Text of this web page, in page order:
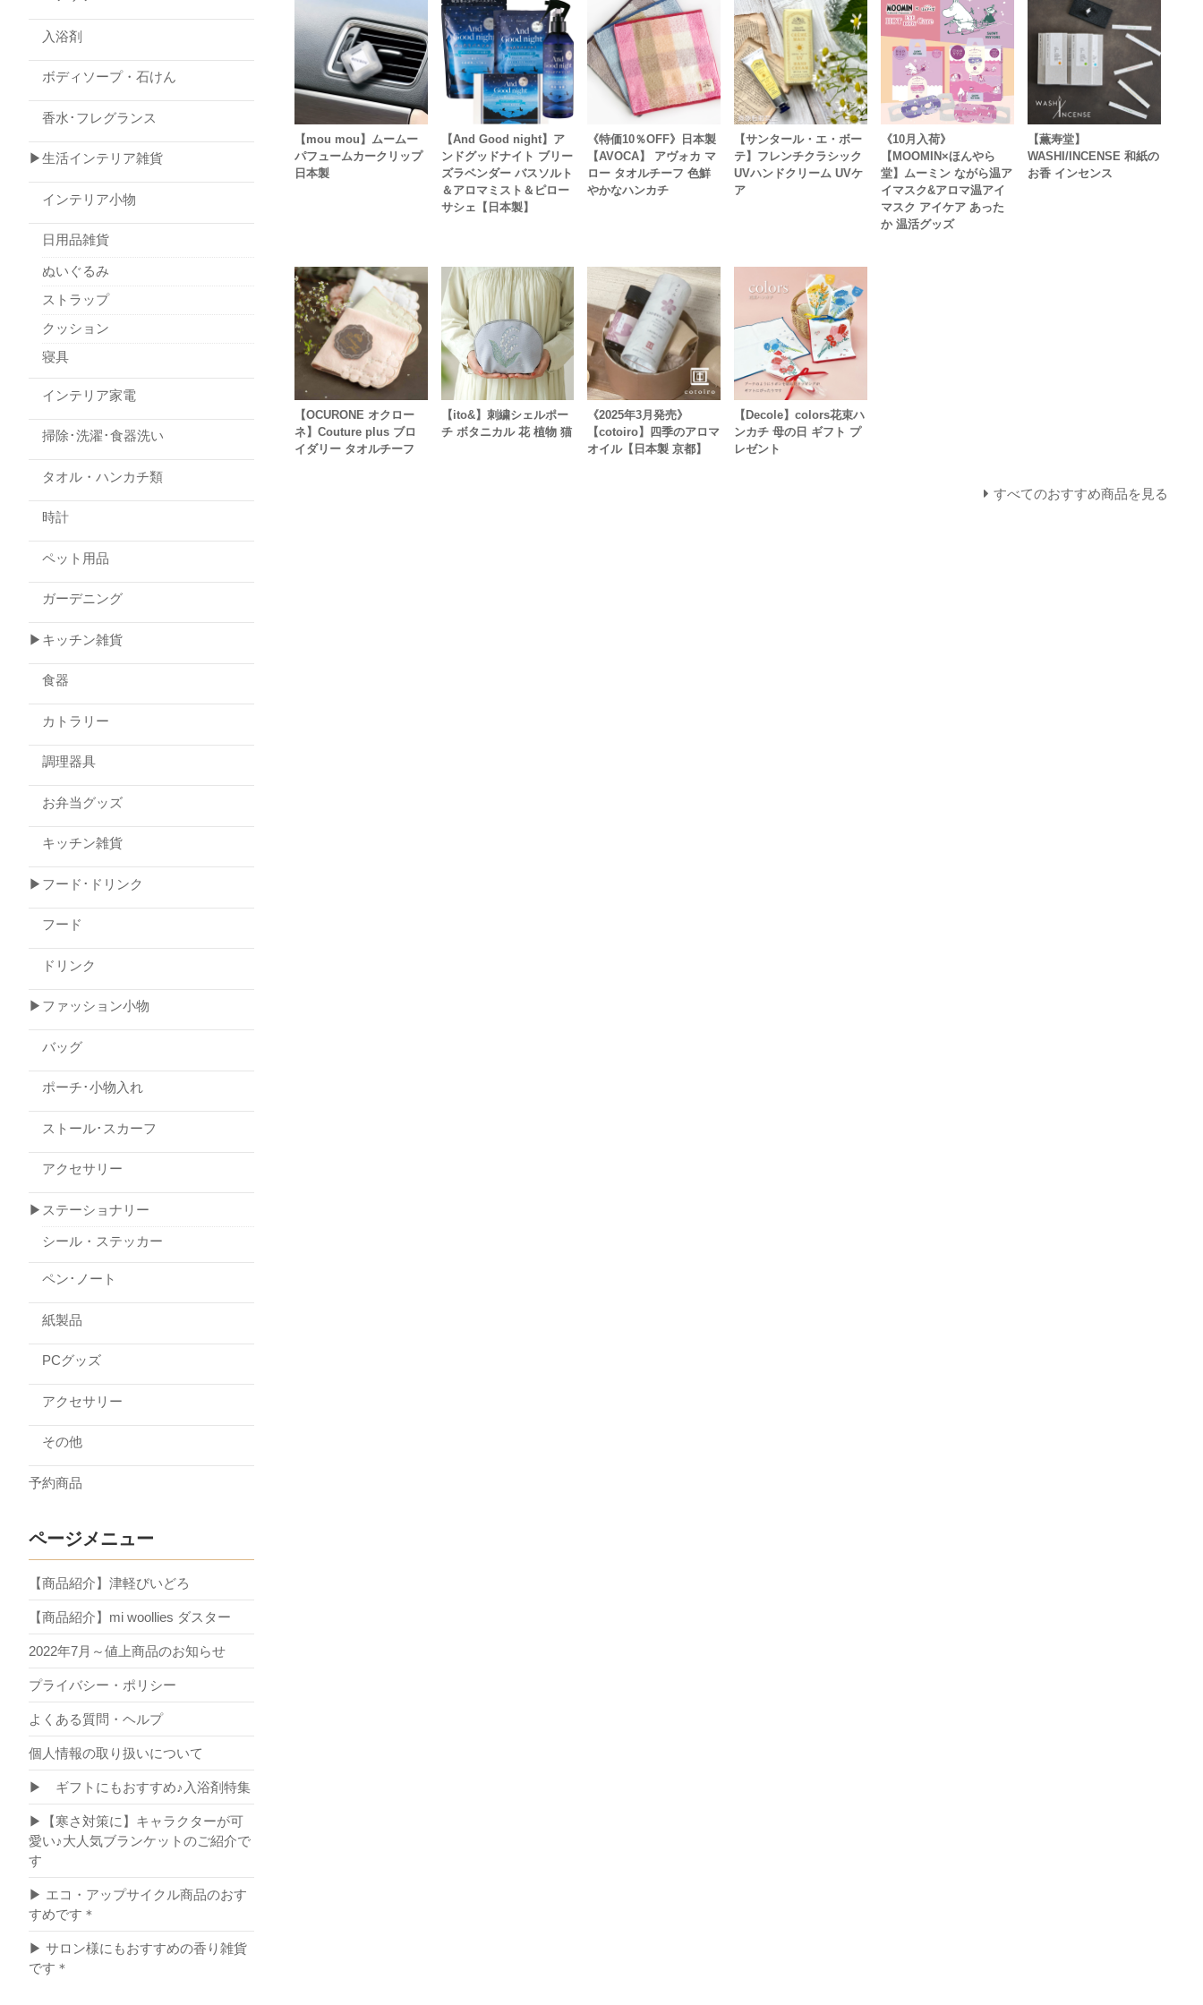
【mou mou】ムームー
パフュームカークリップ
日本製
【And Good night】ア
ンドグッドナイト ブリー
ズラベンダー バスソルト
＆アロマミスト＆ピロー
サシェ【日本製】
《特価10％OFF》日本製
【AVOCA】 アヴォカ マ
ロー タオルチーフ 色鮮
やかなハンカチ
【サンタール・エ・ボー
テ】フレンチクラシック
UVハンドクリーム UVケ
ア
《10月入荷》
【MOOMIN×ほんやら
堂】ムーミン ながら温ア
イマスク&アロマ温アイ
マスク アイケア あった
か 温活グッズ
【薫寿堂】
WASHI/INCENSE 和紙の
お香 インセンス
【OCURONE オクロー
ネ】Couture plus ブロ
イダリー タオルチーフ
【ito&】刺繍シェルポー
チ ボタニカル 花 植物 猫
《2025年3月発売》
【cotoiro】四季のアロマ
オイル【日本製 京都】
【Decole】colors花束ハ
ンカチ 母の日 ギフト プ
レゼント
すべてのおすすめ商品を見る
入浴剤
ボディソープ・石けん
香水･フレグランス
▶生活インテリア雑貨
インテリア小物
日用品雑貨
ぬいぐるみ
ストラップ
クッション
寝具
インテリア家電
掃除･洗濯･食器洗い
タオル・ハンカチ類
時計
ペット用品
ガーデニング
▶キッチン雑貨
食器
カトラリー
調理器具
お弁当グッズ
キッチン雑貨
▶フード･ドリンク
フード
ドリンク
▶ファッション小物
バッグ
ポーチ･小物入れ
ストール･スカーフ
アクセサリー
▶ステーショナリー
シール・ステッカー
ペン･ノート
紙製品
PCグッズ
アクセサリー
その他
予約商品
ページメニュー
【商品紹介】津軽びいどろ
【商品紹介】mi woollies ダスター
2022年7月～値上商品のお知らせ
プライバシー・ポリシー
よくある質問・ヘルプ
個人情報の取り扱いについて
▶ ギフトにもおすすめ♪入浴剤特集
▶【寒さ対策に】キャラクターが可
愛い♪大人気ブランケットのご紹介で
す
▶ エコ・アップサイクル商品のおす
すめです＊
▶ サロン様にもおすすめの香り雑貨
です＊